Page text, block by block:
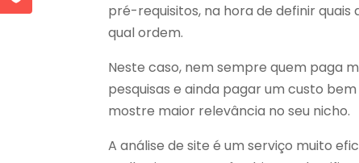
pré-requisitos, na hora de definir
qual ordem.
Neste caso, nem sempre quem paga
pesquisas e ainda pagar um custo
mostre maior relevância no seu nicho.
A análise de site é um serviço muito